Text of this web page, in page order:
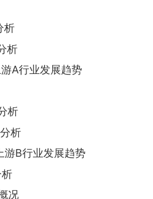
析
析
A行业发展趋势
析
析
B行业发展趋势
况